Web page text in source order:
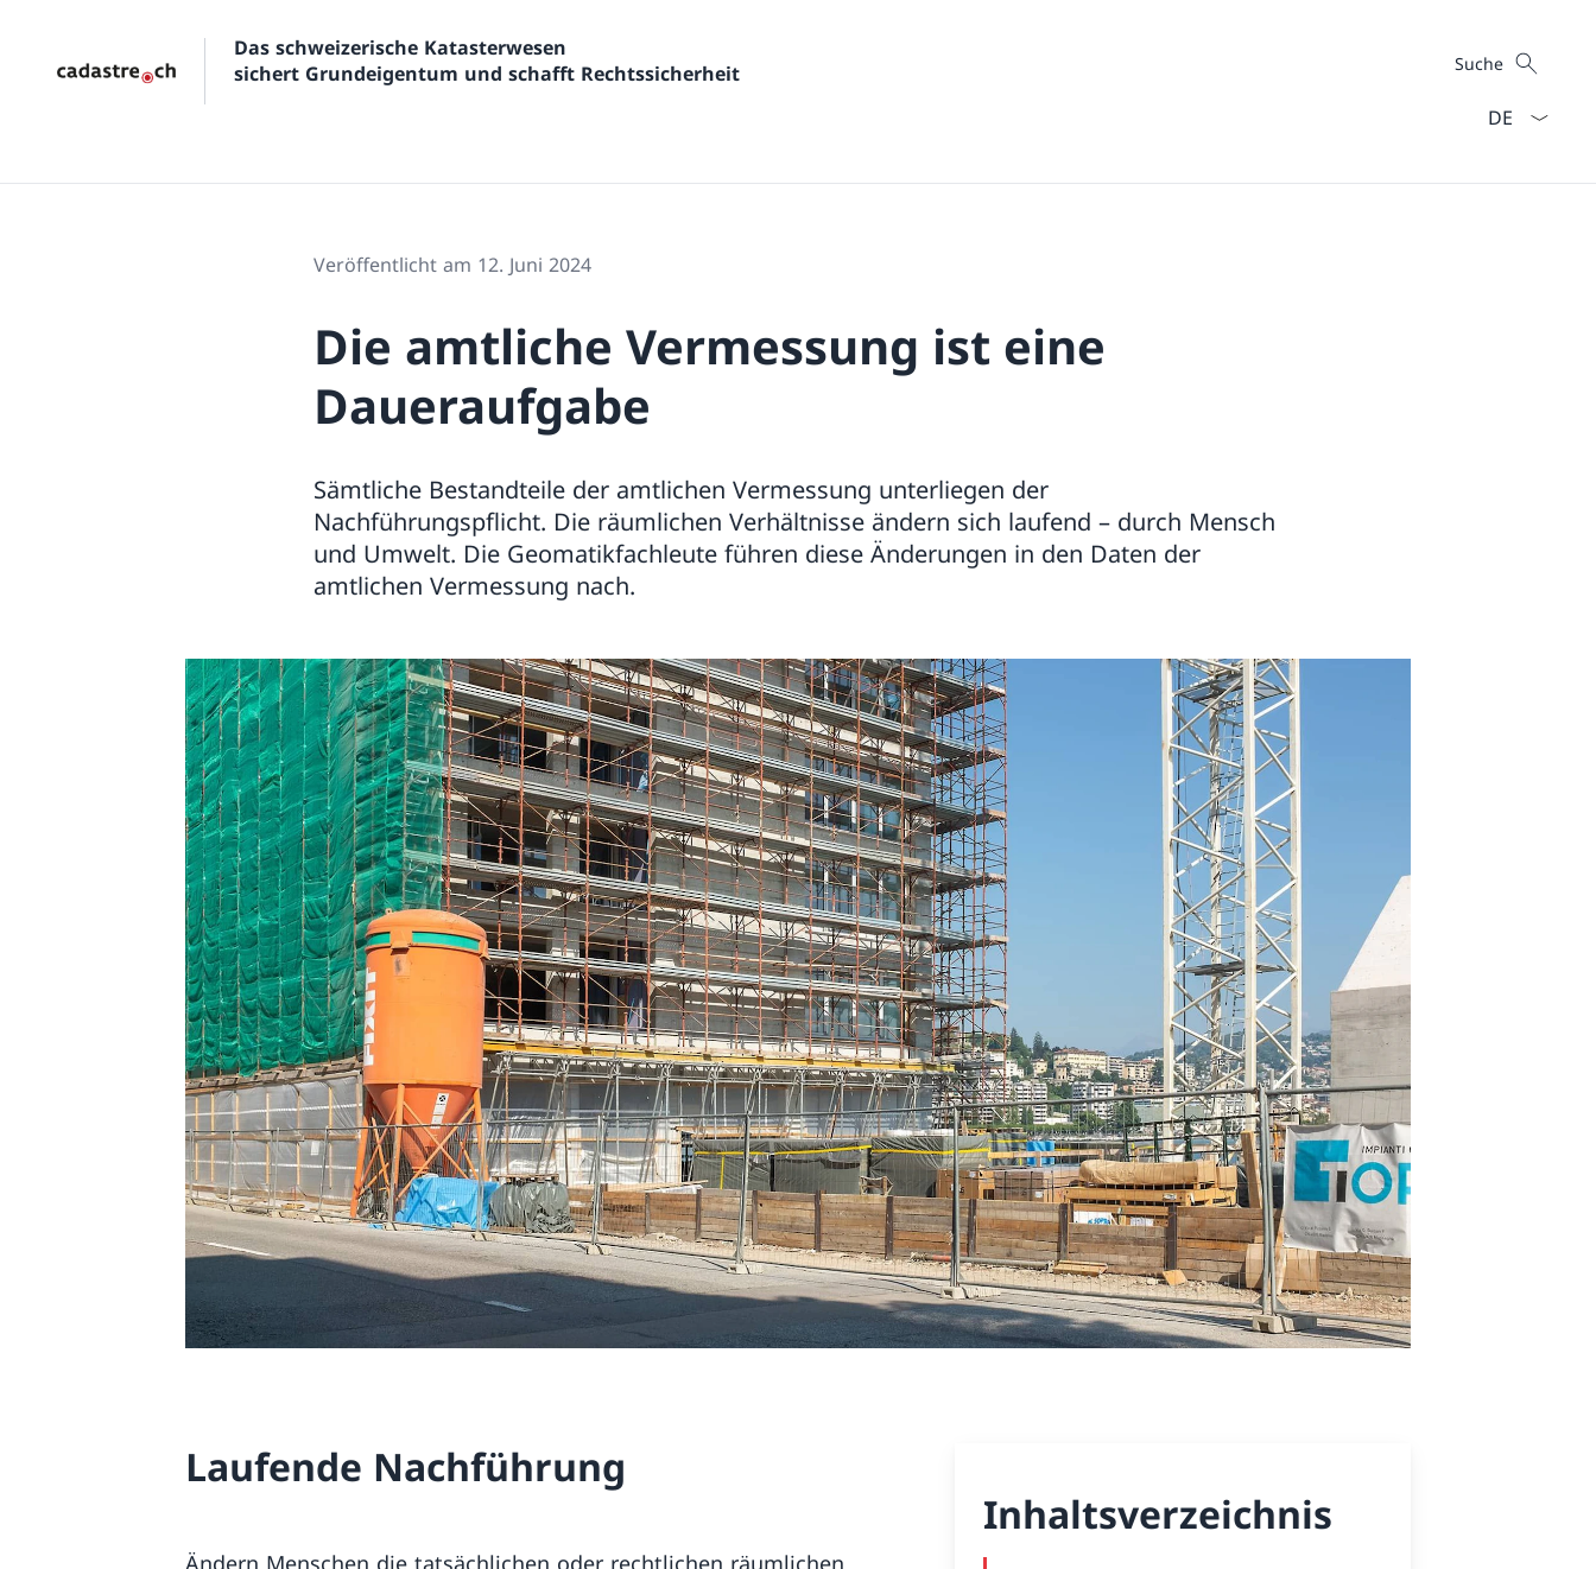
Das schweizerische Katasterwesen
sichert Grundeigentum und schafft Rechtssicherheit
Suche
Suche
Veröffentlicht am 12. Juni 2024
Die amtliche Vermessung ist eine
Daueraufgabe
Sämtliche Bestandteile der amtlichen Vermessung unterliegen der
Nachführungspflicht. Die räumlichen Verhältnisse ändern sich laufend – durch Mensch
und Umwelt. Die Geomatikfachleute führen diese Änderungen in den Daten der
amtlichen Vermessung nach.
Laufende Nachführung
Ändern Menschen die tatsächlichen oder rechtlichen räumlichen
Inhaltsverzeichnis